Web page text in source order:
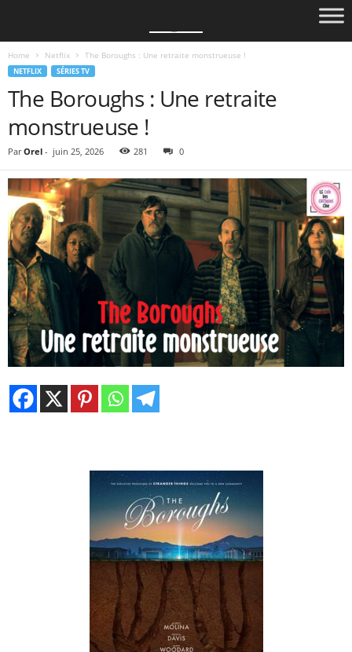
Home Netflix The Boroughs : Une retraite monstrueuse !
NETFLIX SÉRIES TV
The Boroughs : Une retraite
monstrueuse !
Par Orel - juin 25, 2026 281 0